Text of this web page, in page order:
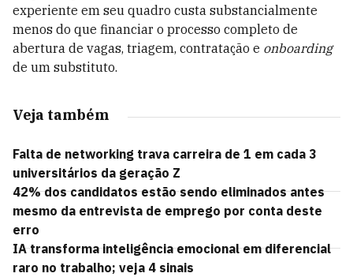
experiente em seu quadro custa substancialmente
menos do que financiar o processo completo de
abertura de vagas, triagem, contratação e onboarding
de um substituto.
Veja também
Falta de networking trava carreira de 1 em cada 3
universitários da geração Z
42% dos candidatos estão sendo eliminados antes
mesmo da entrevista de emprego por conta deste
erro
IA transforma inteligência emocional em diferencial
raro no trabalho; veja 4 sinais